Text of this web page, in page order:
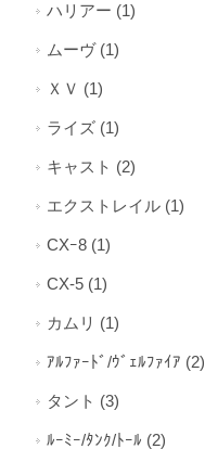
ハリアー (1)
ムーヴ (1)
ＸＶ (1)
ライズ (1)
キャスト (2)
エクストレイル (1)
CXｰ8 (1)
CX-5 (1)
カムリ (1)
ｱﾙﾌｧｰﾄﾞ/ｳﾞｪﾙﾌｧｲｱ (2)
タント (3)
ﾙｰﾐｰ/ﾀﾝｸ/ﾄｰﾙ (2)